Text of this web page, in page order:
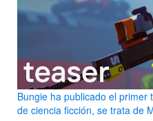
Bungie ha publicado el
de ciencia ficción, se trata de